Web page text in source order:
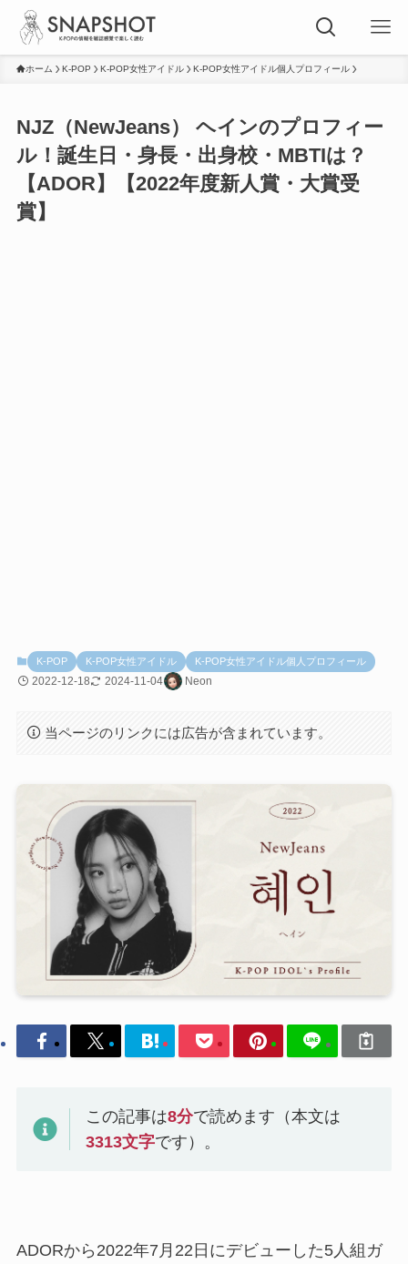
ホーム K-POP K-POP女性アイドル K-POP女性アイドル個人プロフィール
NJZ（NewJeans） ヘインのプロフィー
ル！誕生日・身長・出身校・MBTIは？
【ADOR】【2022年度新人賞・大賞受
賞】
K-POP K-POP女性アイドル K-POP女性アイドル個人プロフィール
2022-12-18 2024-11-04 Neon
当ページのリンクには広告が含まれています。
この記事は8分で読めます（本文は
3313文字です）。
ADORから2022年7月22日にデビューした5人組ガ